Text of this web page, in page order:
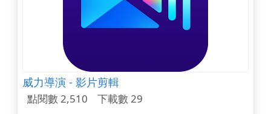
威力導演 - 影片剪輯
點閱數 2,510 下載數 29